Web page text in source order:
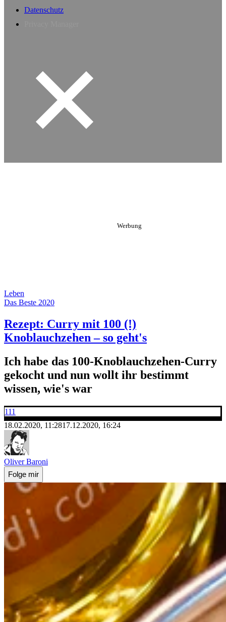
Datenschutz
Leben
Das Beste 2020
Rezept: Curry mit 100 (!)
Knoblauchzehen – so geht's
Ich habe das 100-Knoblauchzehen-Curry
gekocht und nun wollt ihr bestimmt
wissen, wie's war
111
18.02.2020, 11:2817.12.2020, 16:24
Oliver Baroni
Folge mir